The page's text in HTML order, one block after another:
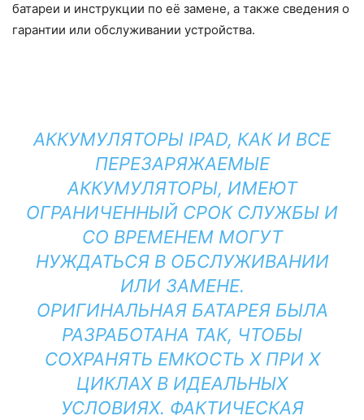
батареи и инструкции по её замене, а также сведения о
гарантии или обслуживании устройства.
АККУМУЛЯТОРЫ IPAD, КАК И ВСЕ
ПЕРЕЗАРЯЖАЕМЫЕ
АККУМУЛЯТОРЫ, ИМЕЮТ
ОГРАНИЧЕННЫЙ СРОК СЛУЖБЫ И
СО ВРЕМЕНЕМ МОГУТ
НУЖДАТЬСЯ В ОБСЛУЖИВАНИИ
ИЛИ ЗАМЕНЕ.
ОРИГИНАЛЬНАЯ БАТАРЕЯ БЫЛА
РАЗРАБОТАНА ТАК, ЧТОБЫ
СОХРАНЯТЬ ЕМКОСТЬ X ПРИ X
ЦИКЛАХ В ИДЕАЛЬНЫХ
УСЛОВИЯХ. ФАКТИЧЕСКАЯ